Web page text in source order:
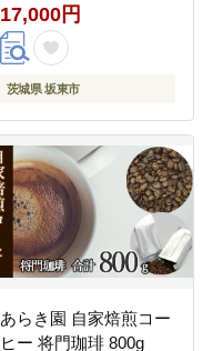
17,000円
茨城県 坂東市
あらき園 自家焙煎コー
ヒー 将門珈琲 800g